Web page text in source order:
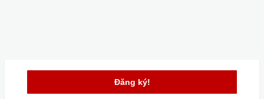
Đăng ký!